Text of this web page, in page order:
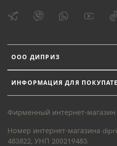
ООО ДИПРИЗ
ИНФОРМАЦИЯ ДЛЯ
Фирменный интернет-
Номер интернет-магазина
483822, УНП 200219483.